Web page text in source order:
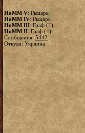
HoMM V: Рыцарь
HoMM IV: Рыцарь
HoMM III: Граф (7)
HoMM II: Граф (4)
Сообщения: 5442
Откуда: Украина